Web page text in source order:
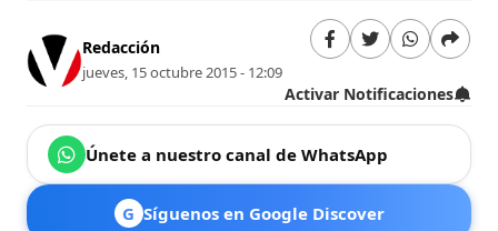
Redacción
jueves, 15 octubre 2015 - 12:09
Activar Notificaciones
Únete a nuestro canal de WhatsApp
G Síguenos en Google Discover